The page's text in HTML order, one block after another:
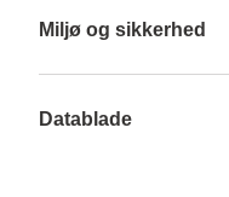
Miljø og sikkerhed
Datablade